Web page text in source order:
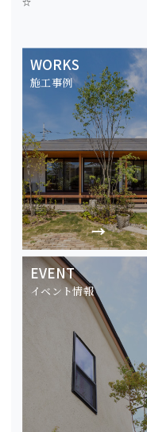
WORKS
施工事例
EVENT
イベント情報